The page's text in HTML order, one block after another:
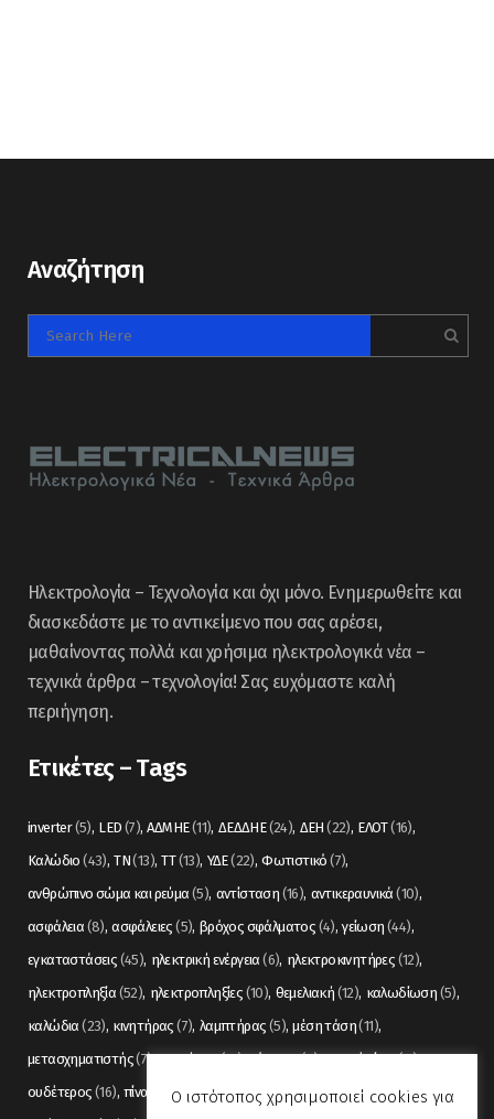
Αναζήτηση
Ηλεκτρολογία – Τεχνολογία και όχι μόνο. Ενημερωθείτε και
διασκεδάστε με το αντικείμενο που σας αρέσει,
μαθαίνοντας πολλά και χρήσιμα ηλεκτρολογικά νέα –
τεχνικά άρθρα – τεχνολογία! Σας ευχόμαστε καλή
περιήγηση.
Ετικέτες – Tags
inverter(5) LED (7) ΑΔΜΗΕ(11) ΔΕΔΔΗΕ(24) ΔΕΗ (22) ΕΛΟΤ(16)
Καλώδιο (43) ΤΝ(13) ΤΤ(13) ΥΔΕ(22) Φωτιστικό (7)
ανθρώπινο σώμα και ρεύμα (5) αντίσταση (16) αντικεραυνικά (10)
ασφάλεια (8) ασφάλειες (5) βρόχος σφάλματος (4) γείωση (44)
εγκαταστάσεις (45) ηλεκτρική ενέργεια (6) ηλεκτροκινητήρες (12)
ηλεκτροπληξία (52) ηλεκτροπληξίες (10) θεμελιακή (12) καλωδίωση (5)
καλώδια (23) κινητήρας (7) λαμπτήρας (5) μέση τάση(11)
μετασχηματιστής(7) μετρήσεις(12) μόνωση(6) οπτικές ίνες(11)
ουδέτερος (16) πίνακας (17) πίνακες(7) πυρανίχνευση (6) ρελέ(36)
Ο ιστότοπος χρησιμοποιεί cookies για